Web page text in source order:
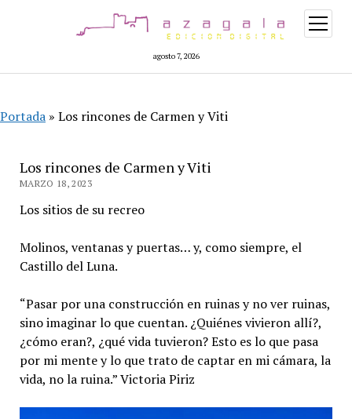
agosto 7, 2026
abrir
menú
Portada » Los rincones de Carmen y Viti
Los rincones de Carmen y Viti
MARZO 18, 2023
Los sitios de su recreo
Molinos, ventanas y puertas… y, como siempre, el
Castillo del Luna.
“Pasar por una construcción en ruinas y no ver ruinas,
sino imaginar lo que cuentan. ¿Quiénes vivieron allí?,
¿cómo eran?, ¿qué vida tuvieron? Esto es lo que pasa
por mi mente y lo que trato de captar en mi cámara, la
vida, no la ruina.” Victoria Piriz